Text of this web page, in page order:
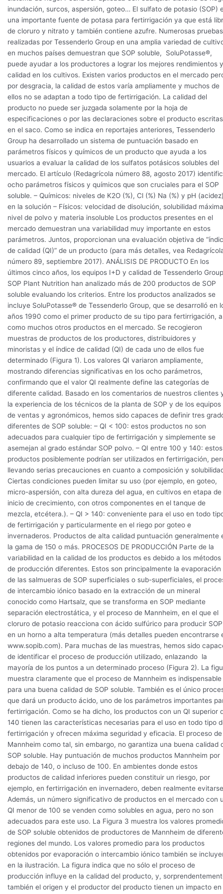
inundación, surcos, aspersión, goteo… El sulfato de potasio (SOP)
una importante fuente de potasa para fertirrigación ya que está
de cloruro y nitrato y también contiene azufre. Numerosas pruebas
realizadas por Tessenderlo Group en una amplia variedad de
en muchos países demuestran que SOP soluble, SoluPotasse®,
puede ayudar a los productores a lograr los mejores rendimientos y
calidad en los cultivos. Existen varios productos en el mercado
por desgracia, la calidad de estos varía ampliamente y muchos de
ellos no se adaptan a todo tipo de fertirrigación. La calidad del
producto no puede ser juzgada solamente por la hoja de
especificaciones o por las declaraciones sobre el producto escritas
en el saco. Como se indica en reportajes anteriores, Tessenderlo
Group ha desarrollado un sistema de puntuación basado en
parámetros físicos y químicos de un producto que ayuda a los
usuarios a evaluar la calidad de los sulfatos potásicos solubles del
mercado. El artículo (Redagrícola número 88, agosto 2017)
ocho parámetros físicos y químicos que son cruciales para el SOP
soluble. – Químicos: niveles de K2O (%), Cl (%) Na (%) y pH
en la solución – Físicos: velocidad de disolución, solubilidad
nivel de polvo y materia insoluble Los productos presentes en el
mercado demuestran una variabilidad muy importante en estos
parámetros. Juntos, proporcionan una evaluación objetiva de
de calidad (QI)” de un producto (para más detalles, vea
número 89, septiembre 2017). ANÁLISIS DE PRODUCTO En los
últimos cinco años, los equipos I+D y calidad de Tessenderlo
SOP Plant Nutrition han analizado más de 200 productos de SOP
soluble evaluando los criterios. Entre los productos analizados se
incluye SoluPotasse® de Tessenderlo Group, que se desarrolló en
años 1990 como el primer producto de su tipo para fertirrigación,
como muchos otros productos en el mercado. Se recogieron
muestras de productos de los productores, distribuidores y
minoristas y el índice de calidad (QI) de cada uno de ellos fue
determinado (Figura 1). Los valores QI variaron ampliamente,
mostrando diferencias significativas en los ocho parámetros,
confirmando que el valor QI realmente define las categorías de
diferente calidad. Basado en los comentarios de nuestros clientes
la experiencia de los técnicos de la planta de SOP y de los equipos
de ventas y agronómicos, hemos sido capaces de definir tres
diferentes de SOP soluble: – QI < 100: estos productos no son
adecuados para cualquier tipo de fertirrigación y simplemente se
asemejan al grado estándar SOP polvo. – QI entre 100 y 140: estos
productos posiblemente podrían ser utilizados en fertirrigación,
llevando serias precauciones en cuanto a composición y
Ciertas condiciones pueden limitar su uso (por ejemplo, en goteo,
micro-aspersión, con alta dureza del agua, en cultivos en etapa de
inicio de crecimiento, con otros componentes en el tanque de
mezcla, etcétera.). – QI > 140: conveniente para el uso en todo
de fertirrigación y particularmente en el riego por goteo e
invernaderos. Productos de alta calidad puntuación generalmente
la gama de 150 o más. PROCESOS DE PRODUCCIÓN Parte de la
variabilidad en la calidad de los productos es debido a los métodos
de producción diferentes. Estos son principalmente la evaporación
de las salmueras de SOP superficiales o sub-superficiales, el
de intercambio iónico basado en la extracción de un mineral
conocido como Hartsalz, que se transforma en SOP mediante
separación electrostática, y el proceso de Mannheim, en el que el
cloruro de potasio reacciona con ácido sulfúrico para producir SOP
en un horno a alta temperatura (más detalles pueden encontrarse
www.sopib.com). Para muchas de las muestras, hemos sido
de identificar el proceso de producción utilizado, enlazando la
mayoría de los puntos a un determinado proceso (Figura 2). La
muestra claramente que el proceso de Mannheim es indispensable
para una buena calidad de SOP soluble. También es el único
que dará un producto ácido, uno de los parámetros importantes
fertirrigación. Como se ha dicho, los productos con un QI superior
140 tienen las características necesarias para el uso en todo tipo
fertirrigación y ofrecen máxima seguridad y eficacia. El proceso de
Mannheim como tal, sin embargo, no garantiza una buena calidad
SOP soluble. Hay puntuación de muchos productos Mannheim por
debajo de 140, o incluso de 100. En ambientes donde estos
productos de calidad inferiores pueden constituir un riesgo, por
ejemplo, en fertirrigación en invernadero, deben realmente
Además, un número significativo de productos en el mercado con
QI menor de 100 se venden como solubles en agua, pero no son
adecuados para este uso. La Figura 3 muestra los valores
de SOP soluble obtenidos de productores de Mannheim de
regiones del mundo. Los valores promedio para los productos
obtenidos por evaporación o intercambio iónico también se
en la ilustración. La figura indica que no sólo el proceso de
producción influye en la calidad del producto, y,
también el origen y el productor del producto tienen un impacto en